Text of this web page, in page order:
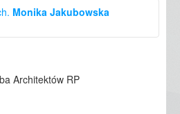
Monika Jakubowska
konsultingową na
Doświadczenie zawodowe
biurach projektowych oraz
wyspecjalizowaną w
Architektów RP